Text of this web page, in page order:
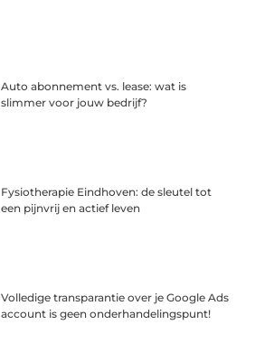
Auto abonnement vs. lease: wat is
slimmer voor jouw bedrijf?
Fysiotherapie Eindhoven: de sleutel tot
een pijnvrij en actief leven
Volledige transparantie over je Google Ads
account is geen onderhandelingspunt!